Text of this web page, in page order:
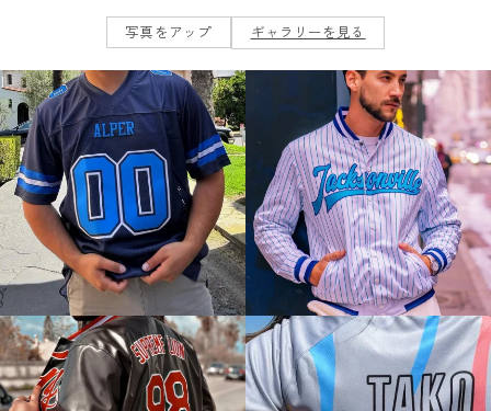
写真をアップ ギャラリーを見る